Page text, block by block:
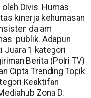
Divisi Humas
kinerja kehumasan
dalam
publik. Adapun
Juara 1 kategori
Berita (Polri TV)
Cipta Trending Topik
Keaktifan
Zona D.